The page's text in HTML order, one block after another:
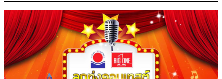
เมา
เหล้า
ขาว
ใช้
หนัง
สติ๊ก
ซุ่ม